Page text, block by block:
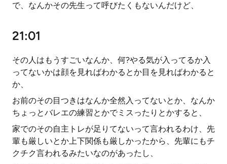
で、なんかその先生って呼びたくもないんだけど、
21:01
その人はもうすごいなんか、何?やる気が入ってるか入
ってないかは顔を見ればわかるとか目を見ればわかると
か、
お前のその目つきはなんか全然入ってないとか、なんか
ちょっとバレエの練習とかでミスったりとかすると、
家でのその自主トレが足りてないって言われるわけ、先
輩も厳しいとか上下関係も厳しかったから、先輩にもチ
クチク言われるみたいなのがあったし、